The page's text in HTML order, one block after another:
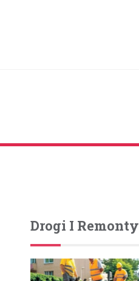
Drogi I Remonty